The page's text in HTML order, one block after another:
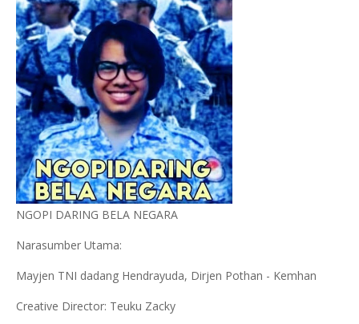
NGOPI DARING BELA NEGARA
Narasumber Utama:
Mayjen TNI dadang Hendrayuda, Dirjen Pothan - Kemhan
Creative Director: Teuku Zacky